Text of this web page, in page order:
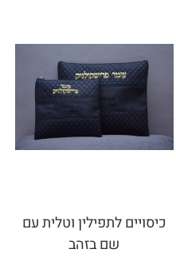
כיסויים לתפילין וטלית עם
שם בזהב